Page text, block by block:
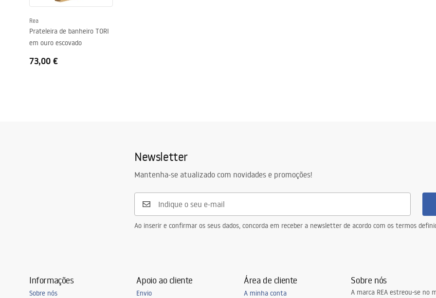
Rea
Prateleira de banheiro TORI
em ouro escovado
73,00 €
Newsletter
Mantenha-se atualizado com novidades e promoções!
Ao inserir e confirmar os seus dados, concorda em receber a newsletter de acordo com os termos
Informações
Sobre nós
Apoio ao cliente
Envio
Área de cliente
A minha conta
Sobre nós
A marca REA estreou-se no